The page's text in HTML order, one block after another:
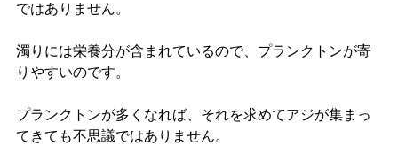
ではありません。
濁りには栄養分が含まれているので、プランクトンが寄
りやすいのです。
プランクトンが多くなれば、それを求めてアジが集まっ
てきても不思議ではありません。